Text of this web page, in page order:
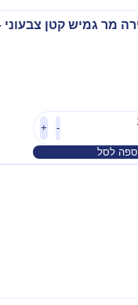
גמיש קטן צבעוני – 36 יח'
+
לסל